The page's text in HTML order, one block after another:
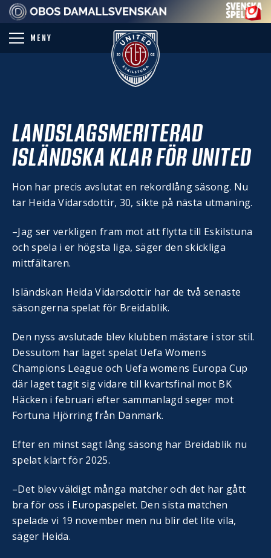
MENY
PARTNER
LANDSLAGSMERITERAD
ISLÄNDSKA KLAR FÖR UNITED
Hon har precis avslutat en rekordlång säsong. Nu
tar Heida Vidarsdottir, 30, sikte på nästa utmaning.
–Jag ser verkligen fram mot att flytta till Eskilstuna
och spela i er högsta liga, säger den skickliga
mittfältaren.
Isländskan Heida Vidarsdottir har de två senaste
säsongerna spelat för Breidablik.
Den nyss avslutade blev klubben mästare i stor stil.
Dessutom har laget spelat Uefa Womens
Champions League och Uefa womens Europa Cup
där laget tagit sig vidare till kvartsfinal mot BK
Häcken i februari efter sammanlagd seger mot
Fortuna Hjörring från Danmark.
Efter en minst sagt lång säsong har Breidablik nu
spelat klart för 2025.
–Det blev väldigt många matcher och det har gått
bra för oss i Europaspelet. Den sista matchen
spelade vi 19 november men nu blir det lite vila,
säger Heida.